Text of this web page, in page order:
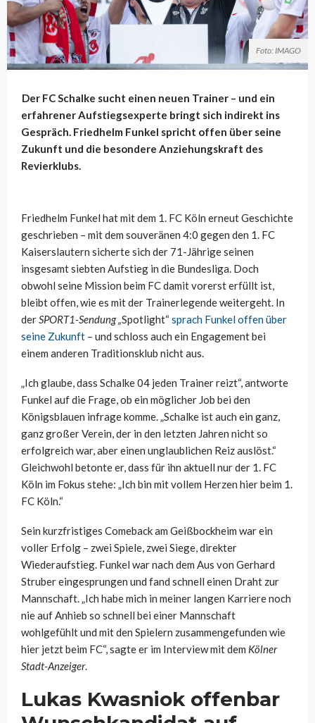
Foto: IMAGO
Der FC Schalke sucht einen neuen Trainer – und ein
erfahrener Aufstiegsexperte bringt sich indirekt ins
Gespräch. Friedhelm Funkel spricht offen über seine
Zukunft und die besondere Anziehungskraft des
Revierklubs.
Friedhelm Funkel hat mit dem 1. FC Köln erneut Geschichte
geschrieben – mit dem souveränen 4:0 gegen den 1. FC
Kaiserslautern sicherte sich der 71-Jährige seinen
insgesamt siebten Aufstieg in die Bundesliga. Doch
obwohl seine Mission beim FC damit vorerst erfüllt ist,
bleibt offen, wie es mit der Trainerlegende weitergeht. In
derSPORT1-Sendung „Spotlight“sprach Funkel offen über
seine Zukunft – und schloss auch ein Engagement bei
einem anderen Traditionsklub nicht aus.
„Ich glaube, dass Schalke 04 jeden Trainer reizt“, antworte
Funkel auf die Frage, ob ein möglicher Job bei den
Königsblauen infrage komme. „Schalke ist auch ein ganz,
ganz großer Verein, der in den letzten Jahren nicht so
erfolgreich war, aber einen unglaublichen Reiz auslöst.“
Gleichwohl betonte er, dass für ihn aktuell nur der 1. FC
Köln im Fokus stehe: „Ich bin mit vollem Herzen hier beim 1.
FC Köln.“
Sein kurzfristiges Comeback am Geißbockheim war ein
voller Erfolg – zwei Spiele, zwei Siege, direkter
Wiederaufstieg. Funkel war nach dem Aus von Gerhard
Struber eingesprungen und fand schnell einen Draht zur
Mannschaft. „Ich habe mich in meiner langen Karriere noch
nie auf Anhieb so schnell bei einer Mannschaft
wohlgefühlt und mit den Spielern zusammengefunden wie
hier jetzt beim FC“, sagte er im Interview mit dem Kölner
Stadt-Anzeiger.
Lukas Kwasniok offenbar